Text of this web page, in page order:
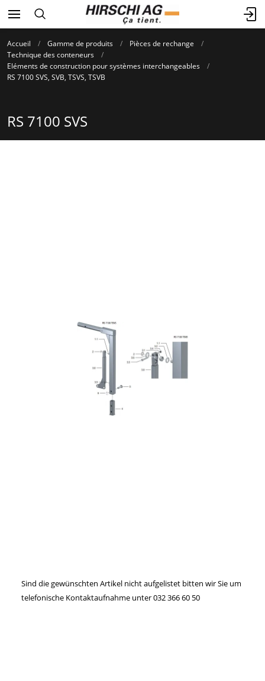
Accueil Gamme de produits
Pièces de rechange
Technique des conteneurs
Eléments de construction pour systèmes interchangeables
RS 7100 SVS, SVB, TSVS, TSVB
RS 7100 SVS
Sind die gewünschten Artikel nicht aufgelistet bitten wir Sie um
telefonische Kontaktaufnahme unter 032 366 60 50